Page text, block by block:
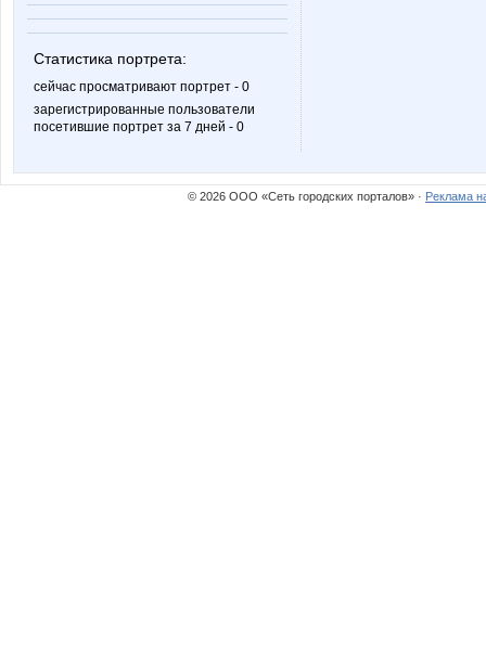
Статистика портрета:
сейчас просматривают портрет - 0
зарегистрированные пользователи
посетившие портрет за 7 дней - 0
Рутта Natanik
© 2026 ООО «Сеть городских порталов» · Реклама